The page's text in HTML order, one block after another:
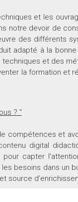
et les
notre devoir de
des différents
adapté à la
et des
la formation et
? "
compétences et
digital
capter
besoins dans un
source